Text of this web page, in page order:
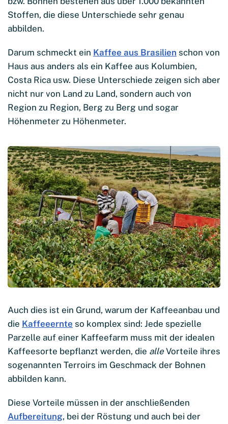
Stoffen, die diese Unterschiede sehr genau
abbilden.
Darum schmeckt ein Kaffee aus Brasilien schon von
Haus aus anders als ein Kaffee aus Kolumbien,
Costa Rica usw. Diese Unterschiede zeigen sich aber
nicht nur von Land zu Land, sondern auch von
Region zu Region, Berg zu Berg und sogar
Höhenmeter zu Höhenmeter.
Auch dies ist ein Grund, warum der Kaffeeanbau und
die Kaffeeernte so komplex sind: Jede spezielle
Parzelle auf einer Kaffeefarm muss mit der idealen
Kaffeesorte bepflanzt werden, die alle Vorteile ihres
sogenannten Terroirs im Geschmack der Bohnen
abbilden kann.
Diese Vorteile müssen in der anschließenden
Aufbereitung, bei der Röstung und auch bei der